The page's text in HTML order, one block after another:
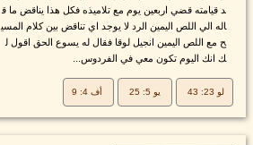
د قيامته قضي اربعين يوم مع تلاميذه فكل هذا يناقض ما ق
اله الي اللص اليمين الرد لا يوجد اي تناقض بين كلام المسي
ح مع اللص اليمين انجيل لوقا فقال له يسوع الحق اقول ل
ك انك اليوم تكون معي في الفردوس...
لو 23: 43 يو 5: 25 أف 4: 9